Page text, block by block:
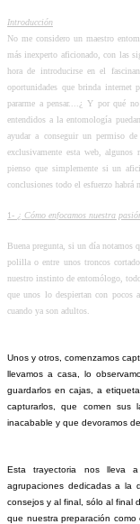
Introducción
No me considero un maestro
más inexperto aficionado, con las
hora de introducirse en el
oportunidades que brinda internet
pararme a pensar....¿ Y por qué
entendidos a la entomología
ayudar a conseguir un permiso
exclusivamente esta web,
pienso que simplemente si un
conclusiones todo el esfuerzo habrá
1- ¿ Cómo enfocamos nuestra
Buena pregunta, si un día notamos
polilla o entre unos troncos
nuestro instinto de entomólogo,
que unos lo despiertan con pocos
cuando ya son adultos.
Unos y otros, comenzamos
llevamos a casa, lo
guardarlos en cajas, a
capturarlos, que comen sus
inacabable y que devoramos
Esta trayectoria nos lleva
agrupaciones dedicadas a la
consejos y al final, sólo al final
que nuestra preparación